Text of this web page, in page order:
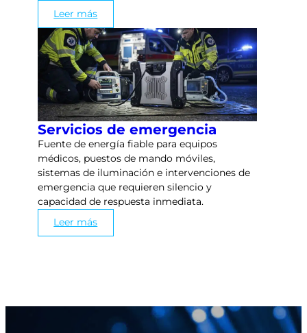
Leer más
Servicios de emergencia
Fuente de energía fiable para equipos
médicos, puestos de mando móviles,
sistemas de iluminación e intervenciones de
emergencia que requieren silencio y
capacidad de respuesta inmediata.
Leer más